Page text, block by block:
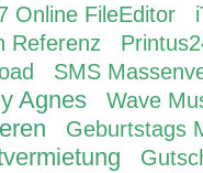
Online FileEditor
Referenz
SMS
Agnes
Wave
Geburtstags